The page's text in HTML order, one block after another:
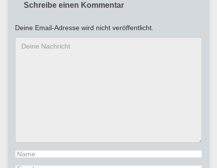
Schreibe einen Kommentar
Deine Email-Adresse wird nicht veröffentlicht.